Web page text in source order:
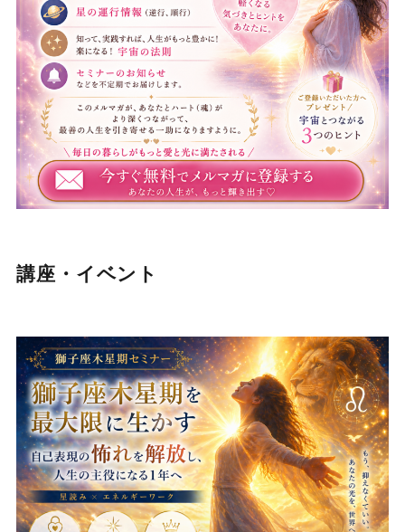
講座・イベント